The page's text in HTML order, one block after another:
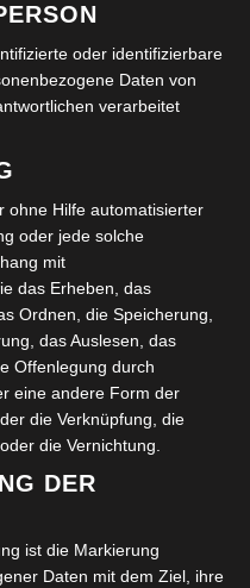
oder identifizierbare
Daten von
verarbeitet
ohne Hilfe automatisierter
oder jede solche
mit
das Erheben, das
Ordnen, die Speicherung,
das Auslesen, das
Offenlegung durch
eine andere Form der
die Verknüpfung, die
die Vernichtung.
DER
ist die Markierung
Daten mit dem Ziel, ihre